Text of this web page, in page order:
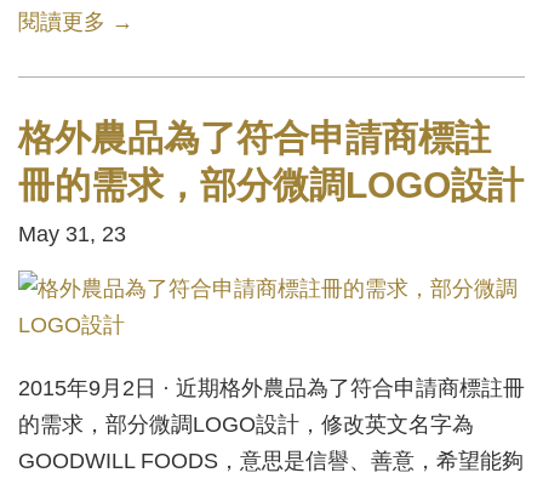
閱讀更多 →
格外農品為了符合申請商標註
冊的需求，部分微調LOGO設計
May 31, 23
2015年9月2日 · 近期格外農品為了符合申請商標註冊
的需求，部分微調LOGO設計，修改英文名字為
GOODWILL FOODS，意思是信譽、善意，希望能夠